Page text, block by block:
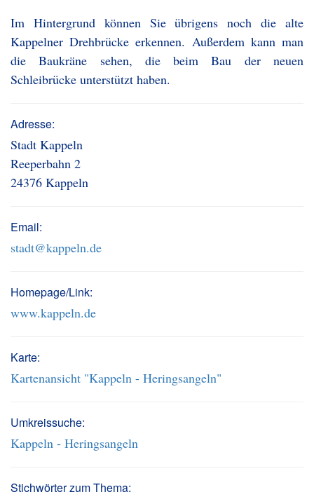
Im Hintergrund können Sie übrigens noch die alte
Kappelner Drehbrücke erkennen. Außerdem kann man
die Baukräne sehen, die beim Bau der neuen
Schleibrücke unterstützt haben.
Adresse:
Stadt Kappeln
Reeperbahn 2
24376 Kappeln
Email:
stadt@kappeln.de
Homepage/Link:
www.kappeln.de
Karte:
Kartenansicht "Kappeln - Heringsangeln"
Umkreissuche:
Kappeln - Heringsangeln
Stichwörter zum Thema: